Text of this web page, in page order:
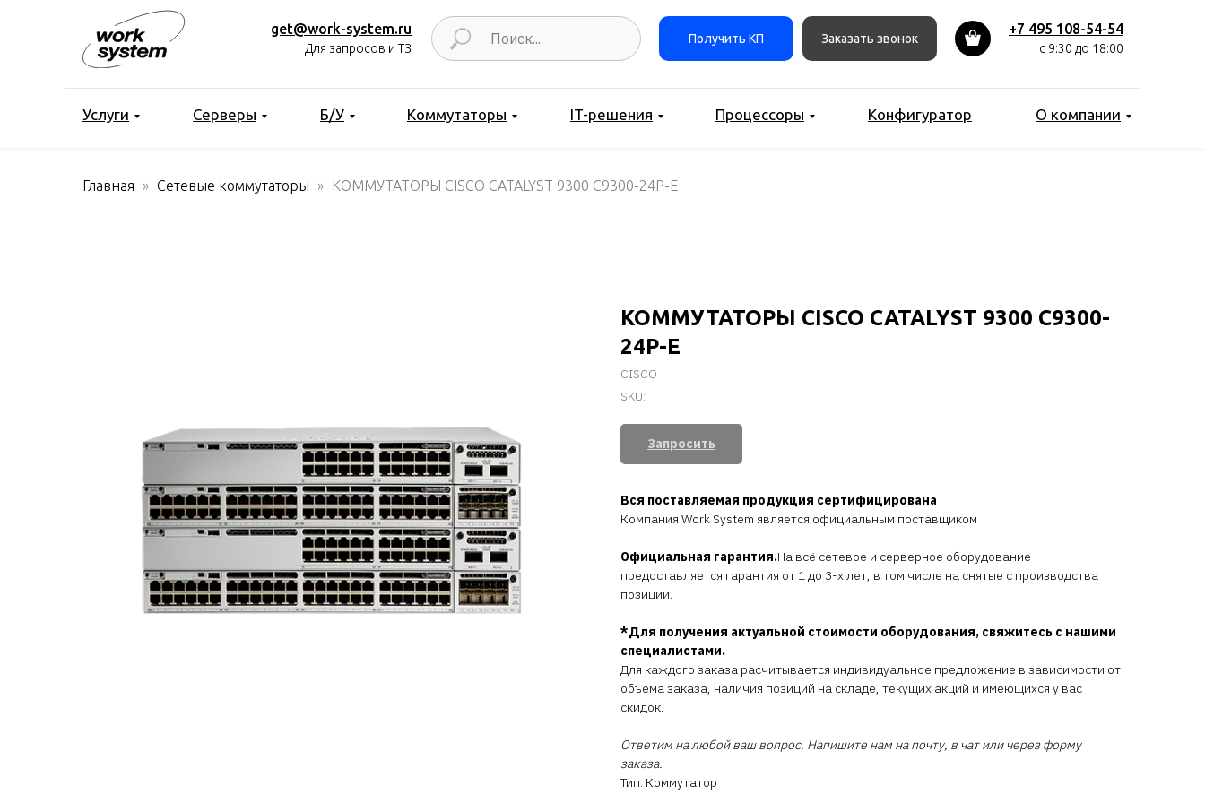
get@work-system.ru
Для запросов и ТЗ
+7 495 108-54-54
с 9:30 до 18:00
Заказать звонок
Получить КП
Услуги Серверы Б/У Коммутаторы IT-решения Процессоры Конфигуратор О компании
Главная Сетевые коммутаторы КОММУТАТОРЫ CISCO CATALYST 9300 C9300-24P-E
КОММУТАТОРЫ CISCO CATALYST 9300 C9300-
24P-E
CISCO
SKU:
Запросить
Вся поставляемая продукция сертифицирована
Компания Work System является официальным поставщиком
Официальная гарантия.На всё сетевое и серверное оборудование
предоставляется гарантия от 1 до 3-х лет, в том числе на снятые с производства
позиции.
*Для получения актуальной стоимости оборудования, свяжитесь с нашими
специалистами.
Для каждого заказа расчитывается индивидуальное предложение в зависимости от
объема заказа, наличия позиций на складе, текущих акций и имеющихся у вас
скидок.
Ответим на любой ваш вопрос. Напишите нам на почту, в чат или через форму
заказа.
Тип: Коммутатор